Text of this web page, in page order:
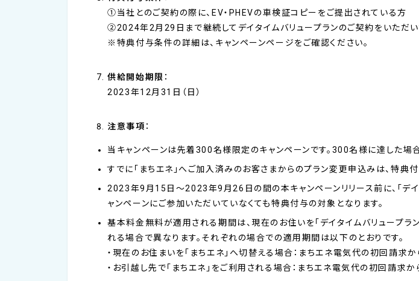
①当社とのご契約の際に、EV・PHEVの車検証コピーをご提出されている方
②2024年2月29日まで継続してデイタイムバリュープランのご契約をいただ
※特典付与条件の詳細は、キャンペーンページをご確認ください。
供給開始期限 ：
2023年12月31日（日）
注意事項 ：
当キャンペーンは先着300名様限定のキャンペーンです。300名様に達した場合
すでに「まちエネ」へご加入済みのお客さまからのプラン変更申込みは、特典
2023年9月15日～2023年9月26日の間の本キャンペーンリリース前に、「デ
ャンペーンにご参加いただいていなくても特典付与の対象となります。
基本料金無料が適用される期間は、現在のお住いを「デイタイムバリュープラ
れる場合で異なります。それぞれの場合での適用期間は以下のとおりです。
・現在のお住まいを「まちエネ」へ切替える場合：まちエネ電気代の初回請求
・お引越し先で「まちエネ」をご利用される場合：まちエネ電気代の初回請求か